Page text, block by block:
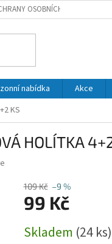
OSOBNÍCH ÚDAJŮ
nabídka Akce
KS
HOLÍTKA
109 Kč –9 %
99 Kč
cena:
Skladem (24 ks)